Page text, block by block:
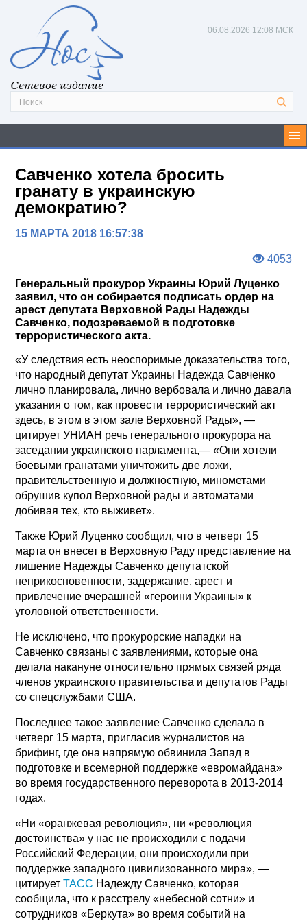
Сетевое издание
06.08.2026 12:08 МСК
Савченко хотела бросить
гранату в украинскую
демократию?
15 МАРТА 2018 16:57:38
4053
Генеральный прокурор Украины Юрий Луценко
заявил, что он собирается подписать ордер на
арест депутата Верховной Рады Надежды
Савченко, подозреваемой в подготовке
террористического акта.
«У следствия есть неоспоримые доказательства того,
что народный депутат Украины Надежда Савченко
лично планировала, лично вербовала и лично давала
указания о том, как провести террористический акт
здесь, в этом в этом зале Верховной Рады», —
цитирует УНИАН речь генерального прокурора на
заседании украинского парламента,— «Они хотели
боевыми гранатами уничтожить две ложи,
правительственную и должностную, минометами
обрушив купол Верховной рады и автоматами
добивая тех, кто выживет».
Также Юрий Луценко сообщил, что в четверг 15
марта он внесет в Верховную Раду представление на
лишение Надежды Савченко депутатской
неприкосновенности, задержание, арест и
привлечение вчерашней «героини Украины» к
уголовной ответственности.
Не исключено, что прокурорские нападки на
Савченко связаны с заявлениями, которые она
делала накануне относительно прямых связей ряда
членов украинского правительства и депутатов Рады
со спецслужбами США.
Последнее такое заявление Савченко сделала в
четверг 15 марта, пригласив журналистов на
брифинг, где она напрямую обвинила Запад в
подготовке и всемерной поддержке «евромайдана»
во время государственного переворота в 2013-2014
годах.
«Ни «оранжевая революция», ни «революция
достоинства» у нас не происходили с подачи
Российский Федерации, они происходили при
поддержке западного цивилизованного мира», —
цитируетТАСС Надежду Савченко, которая
сообщила, что к расстрелу «небесной сотни» и
сотрудников «Беркута» во время событий на